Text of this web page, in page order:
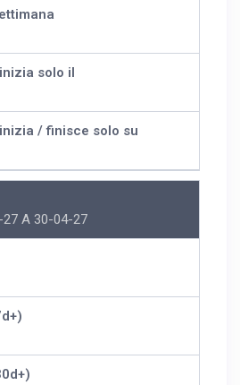
solo il
/ finisce solo su
A 30-04-27